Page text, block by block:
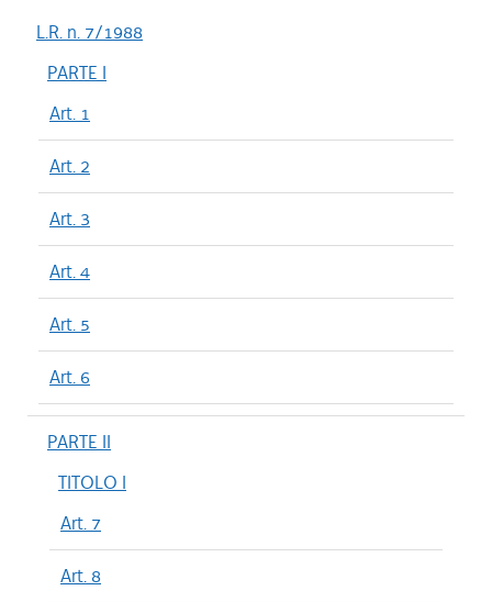
L.R. n. 7/1988
PARTE I
Art. 1
Art. 2
Art. 3
Art. 4
Art. 5
Art. 6
PARTE II
TITOLO I
Art. 7
Art. 8